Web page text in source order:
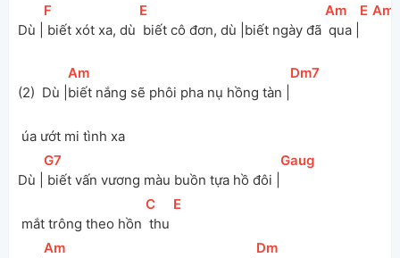
Dù |
[F
biết xót xa, dù
[E
biết cô đơn, dù |biết ngày đã
[
Am
qua |
[E ]
[
Am
(2)  Dù |
[
Am
biết nắng sẽ phôi pha nụ hồng tàn |
[Dm7
úa ướt mi tình xa
Dù |
[
G7
biết vấn vương màu buồn tựa hồ đôi |
[
Gaug
mắt trông theo hồn
[
C
thu
[E
[
Am [Dm